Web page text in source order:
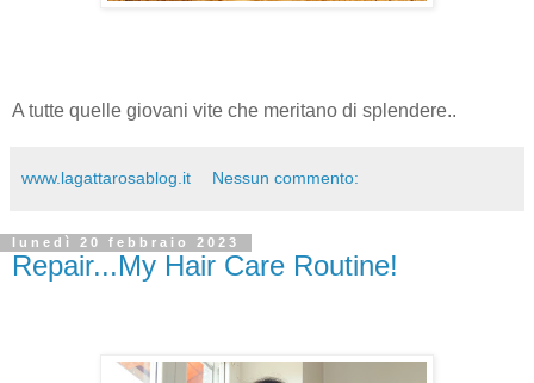
A tutte quelle giovani vite che meritano di splendere..
www.lagattarosablog.it Nessun commento:
lunedì 20 febbraio 2023
Repair...My Hair Care Routine!